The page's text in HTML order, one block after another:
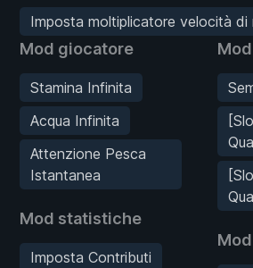
Imposta moltiplicatore velocità di
Mod giocatore
Stamina Infinita
Acqua Infinita
Attenzione Pesca
Istantanea
Mod statistiche
Imposta Contributi